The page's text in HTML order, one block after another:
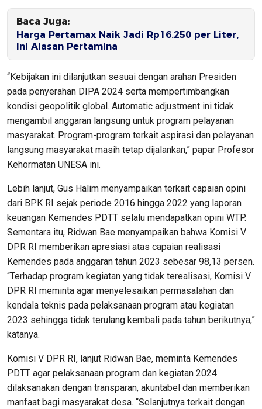
Baca Juga:
Harga Pertamax Naik Jadi Rp16.250 per Liter,
Ini Alasan Pertamina
“Kebijakan ini dilanjutkan sesuai dengan arahan Presiden
pada penyerahan DIPA 2024 serta mempertimbangkan
kondisi geopolitik global. Automatic adjustment ini tidak
mengambil anggaran langsung untuk program pelayanan
masyarakat. Program-program terkait aspirasi dan pelayanan
langsung masyarakat masih tetap dijalankan,” papar Profesor
Kehormatan UNESA ini.
Lebih lanjut, Gus Halim menyampaikan terkait capaian opini
dari BPK RI sejak periode 2016 hingga 2022 yang laporan
keuangan Kemendes PDTT selalu mendapatkan opini WTP.
Sementara itu, Ridwan Bae menyampaikan bahwa Komisi V
DPR RI memberikan apresiasi atas capaian realisasi
Kemendes pada anggaran tahun 2023 sebesar 98,13 persen.
“Terhadap program kegiatan yang tidak terealisasi, Komisi V
DPR RI meminta agar menyelesaikan permasalahan dan
kendala teknis pada pelaksanaan program atau kegiatan
2023 sehingga tidak terulang kembali pada tahun berikutnya,”
katanya.
Komisi V DPR RI, lanjut Ridwan Bae, meminta Kemendes
PDTT agar pelaksanaan program dan kegiatan 2024
dilaksanakan dengan transparan, akuntabel dan memberikan
manfaat bagi masyarakat desa. “Selanjutnya terkait dengan